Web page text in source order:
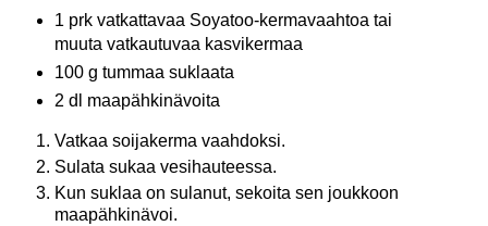
1 prk vatkattavaa Soyatoo-kermavaahtoa tai
muuta vatkautuvaa kasvikermaa
100 g tummaa suklaata
2 dl maapähkinävoita
Vatkaa soijakerma vaahdoksi.
Sulata sukaa vesihauteessa.
Kun suklaa on sulanut, sekoita sen joukkoon
maapähkinävoi.